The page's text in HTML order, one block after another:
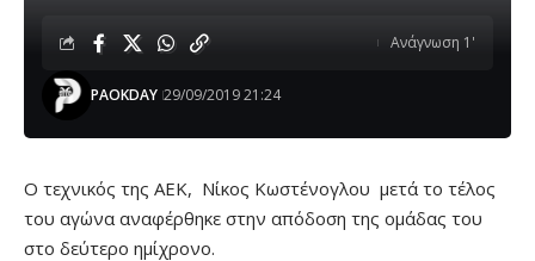
PAOKDAY 29/09/2019 21:24
Ανάγνωση 1'
O τεχνικός της ΑΕΚ, Νίκος Κωστένογλου μετά το τέλος
του αγώνα αναφέρθηκε στην απόδοση της ομάδας του
στο δεύτερο ημίχρονο.